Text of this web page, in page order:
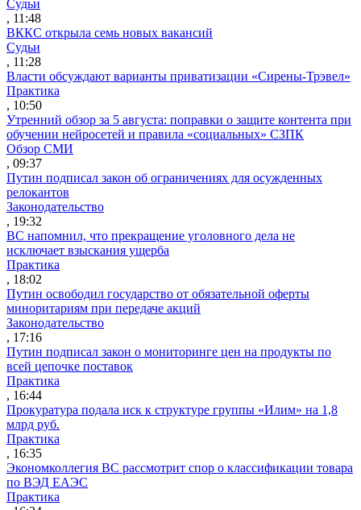
Судьи
, 11:48
ВККС открыла семь новых вакансий
Судьи
, 11:28
Власти обсуждают варианты приватизации «Сирены-Трэвел»
Практика
, 10:50
Утренний обзор за 5 августа: поправки о защите контента при
обучении нейросетей и правила «социальных» СЗПК
Обзор СМИ
, 09:37
Путин подписал закон об ограничениях для осужденных
релокантов
Законодательство
, 19:32
ВС напомнил, что прекращение уголовного дела не
исключает взыскания ущерба
Практика
, 18:02
Путин освободил государство от обязательной оферты
миноритариям при передаче акций
Законодательство
, 17:16
Путин подписал закон о мониторинге цен на продукты по
всей цепочке поставок
Практика
, 16:44
Прокуратура подала иск к структуре группы «Илим» на 1,8
млрд руб.
Практика
, 16:35
Экономколлегия ВС рассмотрит спор о классификации товара
по ВЭД ЕАЭС
Практика